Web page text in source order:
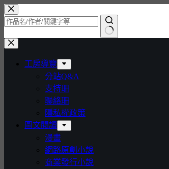
跳
至
要
找
工房導覽
分站Q&A
支持珊
聯絡珊
隱私權政策
圖文閱讀
漫畫
網路原創小說
商業發行小說